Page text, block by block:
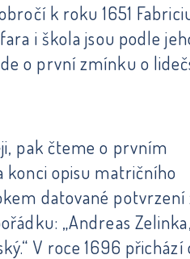
k roku 1651
i škola jsou podle
o první zmínku o
pak čteme o prvním
konci opisu matričního
datované potvrzení
„Andreas
V roce 1696 přichází